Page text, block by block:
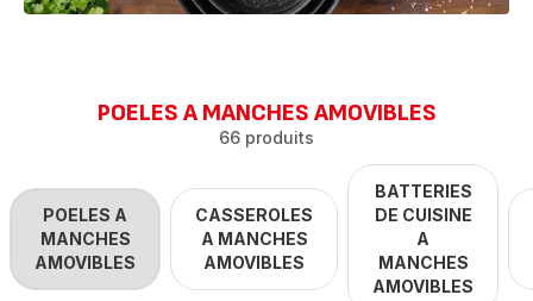
POELES A MANCHES AMOVIBLES
66 produits
POELES A
MANCHES
AMOVIBLES
CASSEROLES
A MANCHES
AMOVIBLES
BATTERIES
DE CUISINE
A
MANCHES
AMOVIBLES